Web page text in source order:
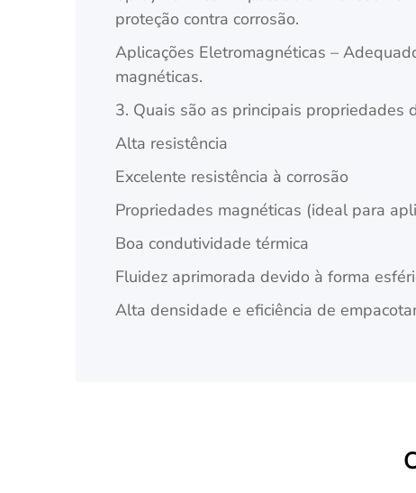
proteção contra corrosão.
Aplicações Eletromagnéticas –
magnéticas.
3. Quais são as principais propriedades
Alta resistência
Excelente resistência à corrosão
Propriedades magnéticas (ideal para
Boa condutividade térmica
Fluidez aprimorada devido à forma
Alta densidade e eficiência de